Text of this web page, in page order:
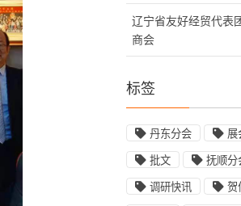
辽宁省友好经贸代表
商会
标签
丹东分会 展
批文 抚顺分
调研快讯 贺